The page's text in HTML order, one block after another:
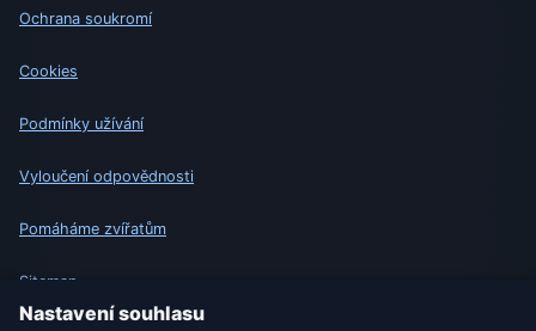
Ochrana soukromí
Cookies
Podmínky užívání
Vyloučení odpovědnosti
Pomáháme zvířatům
Sitemap
Nastavení souhlasu